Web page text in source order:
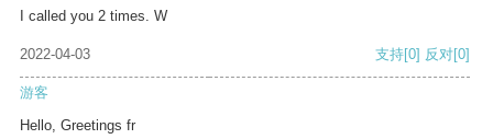
I called you 2 times. W
2022-04-03 支持[0] 反对[0]
游客
Hello, Greetings fr